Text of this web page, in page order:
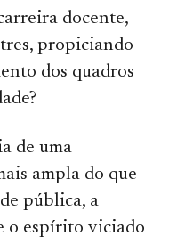
docente,
propiciando
dos quadros
de uma
ampla do que
pública, a
o espírito viciado